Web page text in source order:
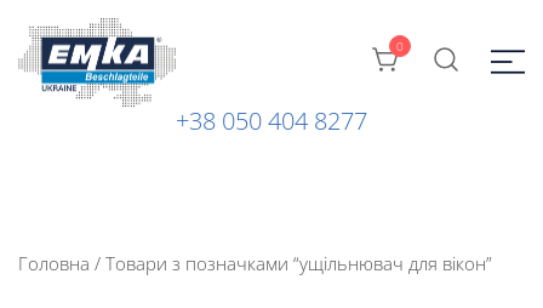
ЕМКА УКРАЇНА
Промислова фурнітура: замки, петлі та ін. від ТМ "EMKA
0
+38 050 404 8277
Головна / Товари з позначками “ущільнювач для вікон”